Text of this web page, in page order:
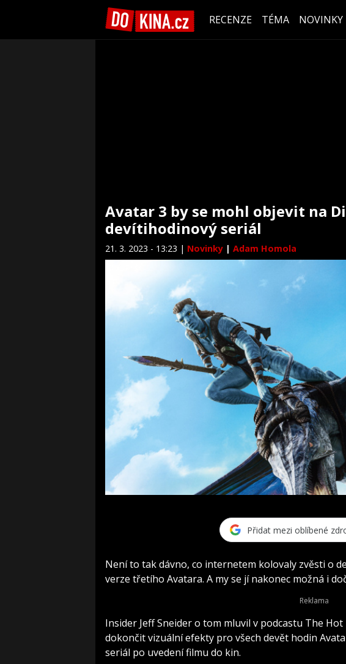
RECENZE TÉMA NOVINKY
Avatar 3 by se mohl objevit na
devítihodinový seriál
21. 3. 2023 - 13:23 | Novinky | Adam Homola
Přidat mezi oblíbené
Není to tak dávno, co internetem kolovaly zvěsti o
verze třetího Avatara. A my se jí nakonec možná i
Insider Jeff Sneider o tom mluvil v podcastu The Hot
dokončit vizuální efekty pro všech devět hodin
seriál po uvedení filmu do kin.